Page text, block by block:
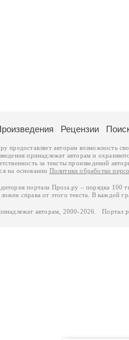
Рецензии
предоставляет авторам возможность
принадлежат авторам и
за тексты произведений
на основании Политики обработки
портала Проза.ру – порядка 100
справа от этого текста. В каждой
авторам, 2000-2026. Портал